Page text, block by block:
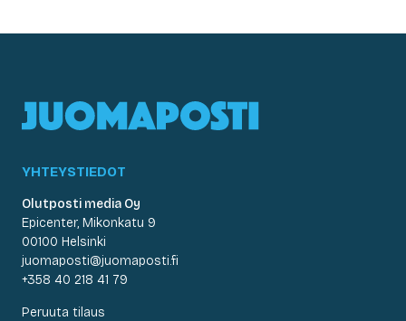
YHTEYSTIEDOT
Olutposti media Oy
Epicenter, Mikonkatu 9
00100 Helsinki
juomaposti@juomaposti.fi
+358 40 218 41 79
Peruuta tilaus